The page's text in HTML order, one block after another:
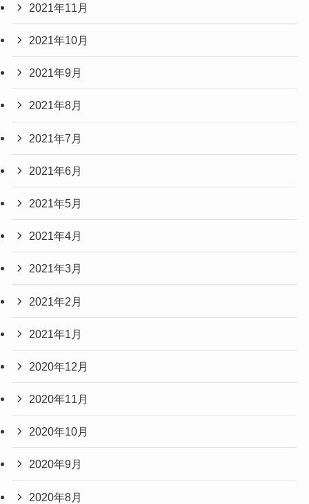
2021年11月
2021年10月
2021年9月
2021年8月
2021年7月
2021年6月
2021年5月
2021年4月
2021年3月
2021年2月
2021年1月
2020年12月
2020年11月
2020年10月
2020年9月
2020年8月